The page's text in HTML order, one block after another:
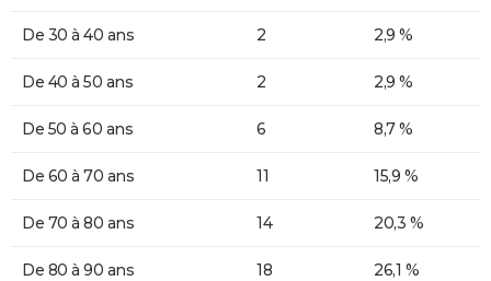
De 30 à 40 ans 2 2,9 %
De 40 à 50 ans 2 2,9 %
De 50 à 60 ans 6 8,7 %
De 60 à 70 ans 11 15,9 %
De 70 à 80 ans 14 20,3 %
De 80 à 90 ans 18 26,1 %